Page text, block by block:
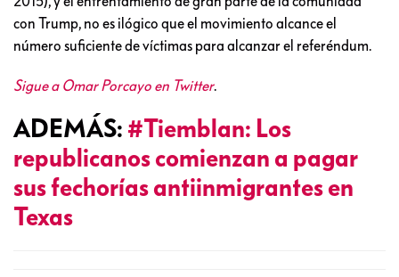
con Trump, no es ilógico que el movimiento alcance el
número suficiente de víctimas para alcanzar el referéndum.
Sigue a Omar Porcayo en Twitter.
ADEMÁS: #Tiemblan: Los
republicanos comienzan a pagar
sus fechorías antiinmigrantes en
Texas